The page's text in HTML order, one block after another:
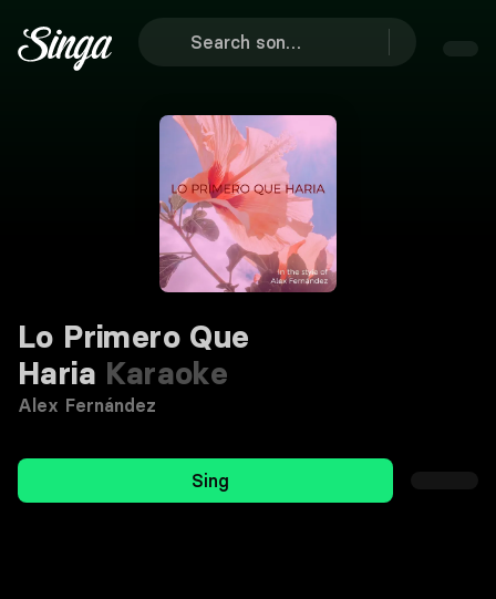
Lo Primero Que
Haria Karaoke
Alex Fernández
Sing